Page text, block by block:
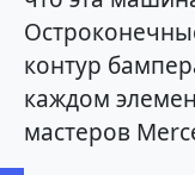
контур
каждом
мастеров